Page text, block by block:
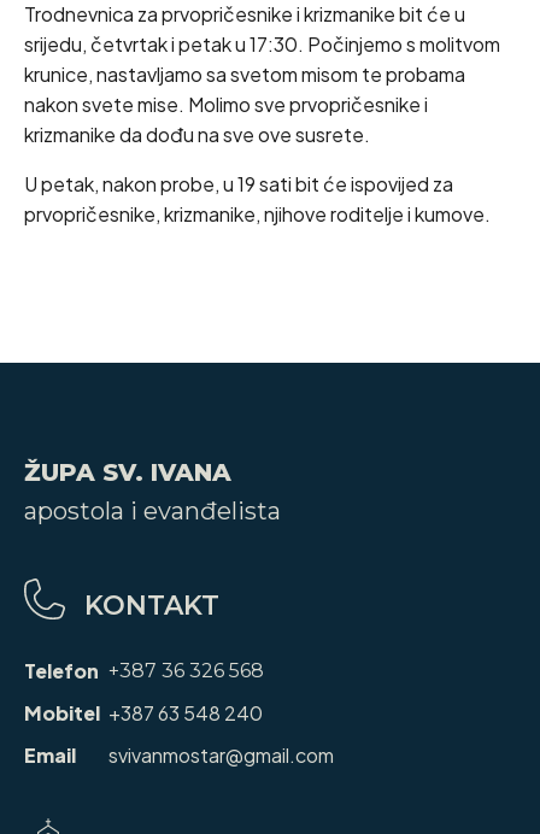
Trodnevnica za prvopričesnike i krizmanike bit će u
srijedu, četvrtak i petak u 17:30. Počinjemo s molitvom
krunice, nastavljamo sa svetom misom te probama
nakon svete mise. Molimo sve prvopričesnike i
krizmanike da dođu na sve ove susrete.
U petak, nakon probe, u 19 sati bit će ispovijed za
prvopričesnike, krizmanike, njihove roditelje i kumove.
ŽUPA SV. IVANA
apostola i evanđelista
KONTAKT
Telefon +387 36 326 568
Mobitel +387 63 548 240
Email
svivanmostar@gmail.com